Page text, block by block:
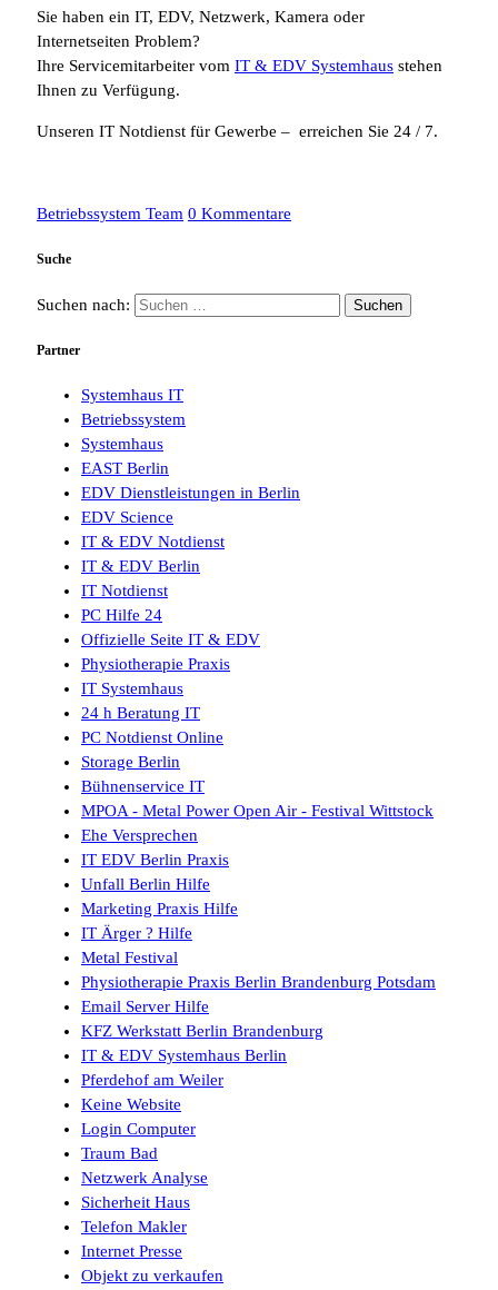
Sie haben ein IT, EDV, Netzwerk, Kamera oder
Internetseiten Problem?
Ihre Servicemitarbeiter vom IT & EDV Systemhaus stehen
Ihnen zu Verfügung.
Unseren IT Notdienst für Gewerbe – erreichen Sie 24 / 7.
Betriebssystem Team 0 Kommentare
Suche
Suchen nach:
Partner
Systemhaus IT
Betriebssystem
Systemhaus
EAST Berlin
EDV Dienstleistungen in Berlin
EDV Science
IT & EDV Notdienst
IT & EDV Berlin
IT Notdienst
PC Hilfe 24
Offizielle Seite IT & EDV
Physiotherapie Praxis
IT Systemhaus
24 h Beratung IT
PC Notdienst Online
Storage Berlin
Bühnenservice IT
MPOA - Metal Power Open Air - Festival Wittstock
Ehe Versprechen
IT EDV Berlin Praxis
Unfall Berlin Hilfe
Marketing Praxis Hilfe
IT Ärger ? Hilfe
Metal Festival
Physiotherapie Praxis Berlin Brandenburg Potsdam
Email Server Hilfe
KFZ Werkstatt Berlin Brandenburg
IT & EDV Systemhaus Berlin
Pferdehof am Weiler
Keine Website
Login Computer
Traum Bad
Netzwerk Analyse
Sicherheit Haus
Telefon Makler
Internet Presse
Objekt zu verkaufen